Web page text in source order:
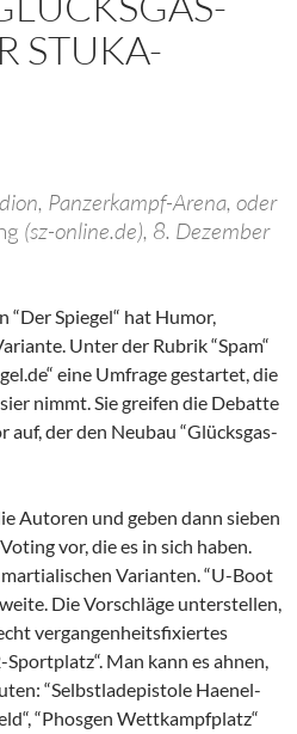
STUKA-
Panzerkampf-Arena, oder
(sz-online.de), 8. Dezember
Spiegel“ hat Humor,
Unter der Rubrik “Spam“
eine Umfrage gestartet, die
nimmt. Sie greifen die Debatte
auf, der den Neubau “Glücksgas-
Autoren und geben dann sieben
vor, die es in sich haben.
Varianten. “U-Boot
Die Vorschläge unterstellen,
vergangenheitsfixiertes
Man kann es ahnen,
“Selbstladepistole Haenel-
“Phosgen Wettkampfplatz“